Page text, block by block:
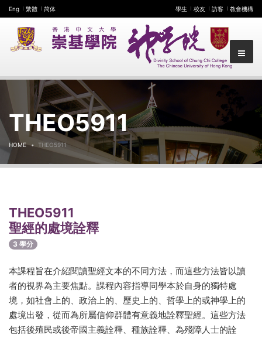
Eng 繁體 简体 學生 校友 訪客 教會機構
THEO5911
HOME THEO5911
THEO5911
聖經的處境詮釋
3 學分
本課程旨在介紹閱讀聖經文本的不同方法，而這些方法皆以讀
者的視界為主要焦點。課程內容指導同學本於自身的獨特處
境，如社會上的、政治上的、歷史上的、哲學上的或神學上的
處境出發，從而為所屬信仰群體有意義地詮釋聖經。這些方法
包括後殖民或後帝國主義詮釋、種族詮釋、為殘障人士的詮